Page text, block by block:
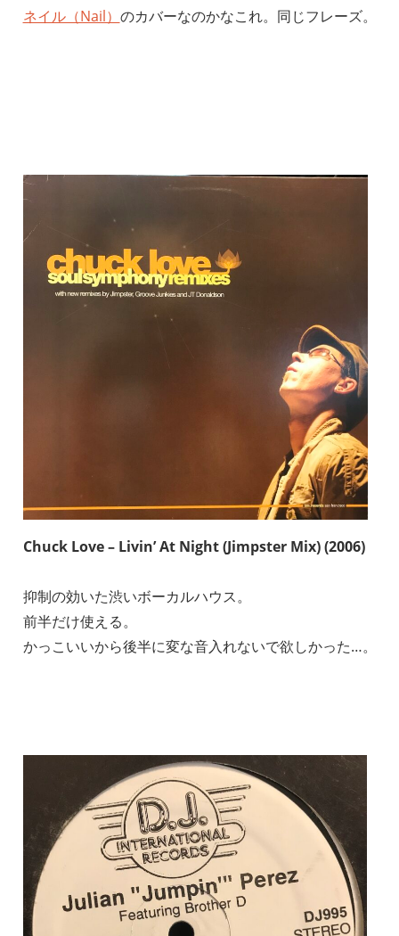
ネイル（Nail） のカバーなのかなこれ。同じフレーズ。
Chuck Love – Livin’ At Night (Jimpster Mix) (2006)
抑制の効いた渋いボーカルハウス。
前半だけ使える。
かっこいいから後半に変な音入れないで欲しかった…。